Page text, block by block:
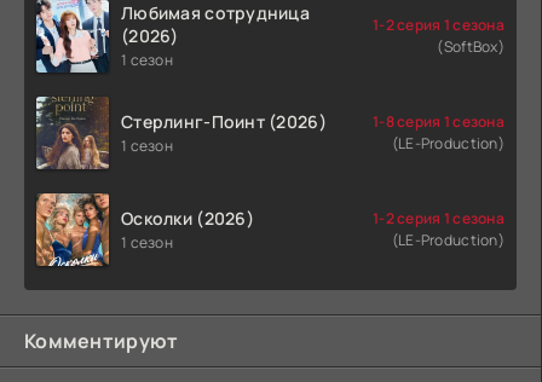
Любимая сотрудница
(2026)
1 сезон
1-2 серия 1 сезона
(SoftBox)
Стерлинг-Поинт (2026)
1 сезон
1-8 серия 1 сезона
(LE-Production)
Осколки (2026)
1 сезон
1-2 серия 1 сезона
(LE-Production)
Комментируют